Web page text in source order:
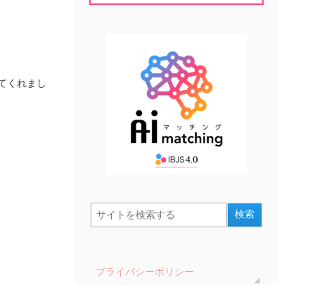
くれまし
プライバシーポリシー